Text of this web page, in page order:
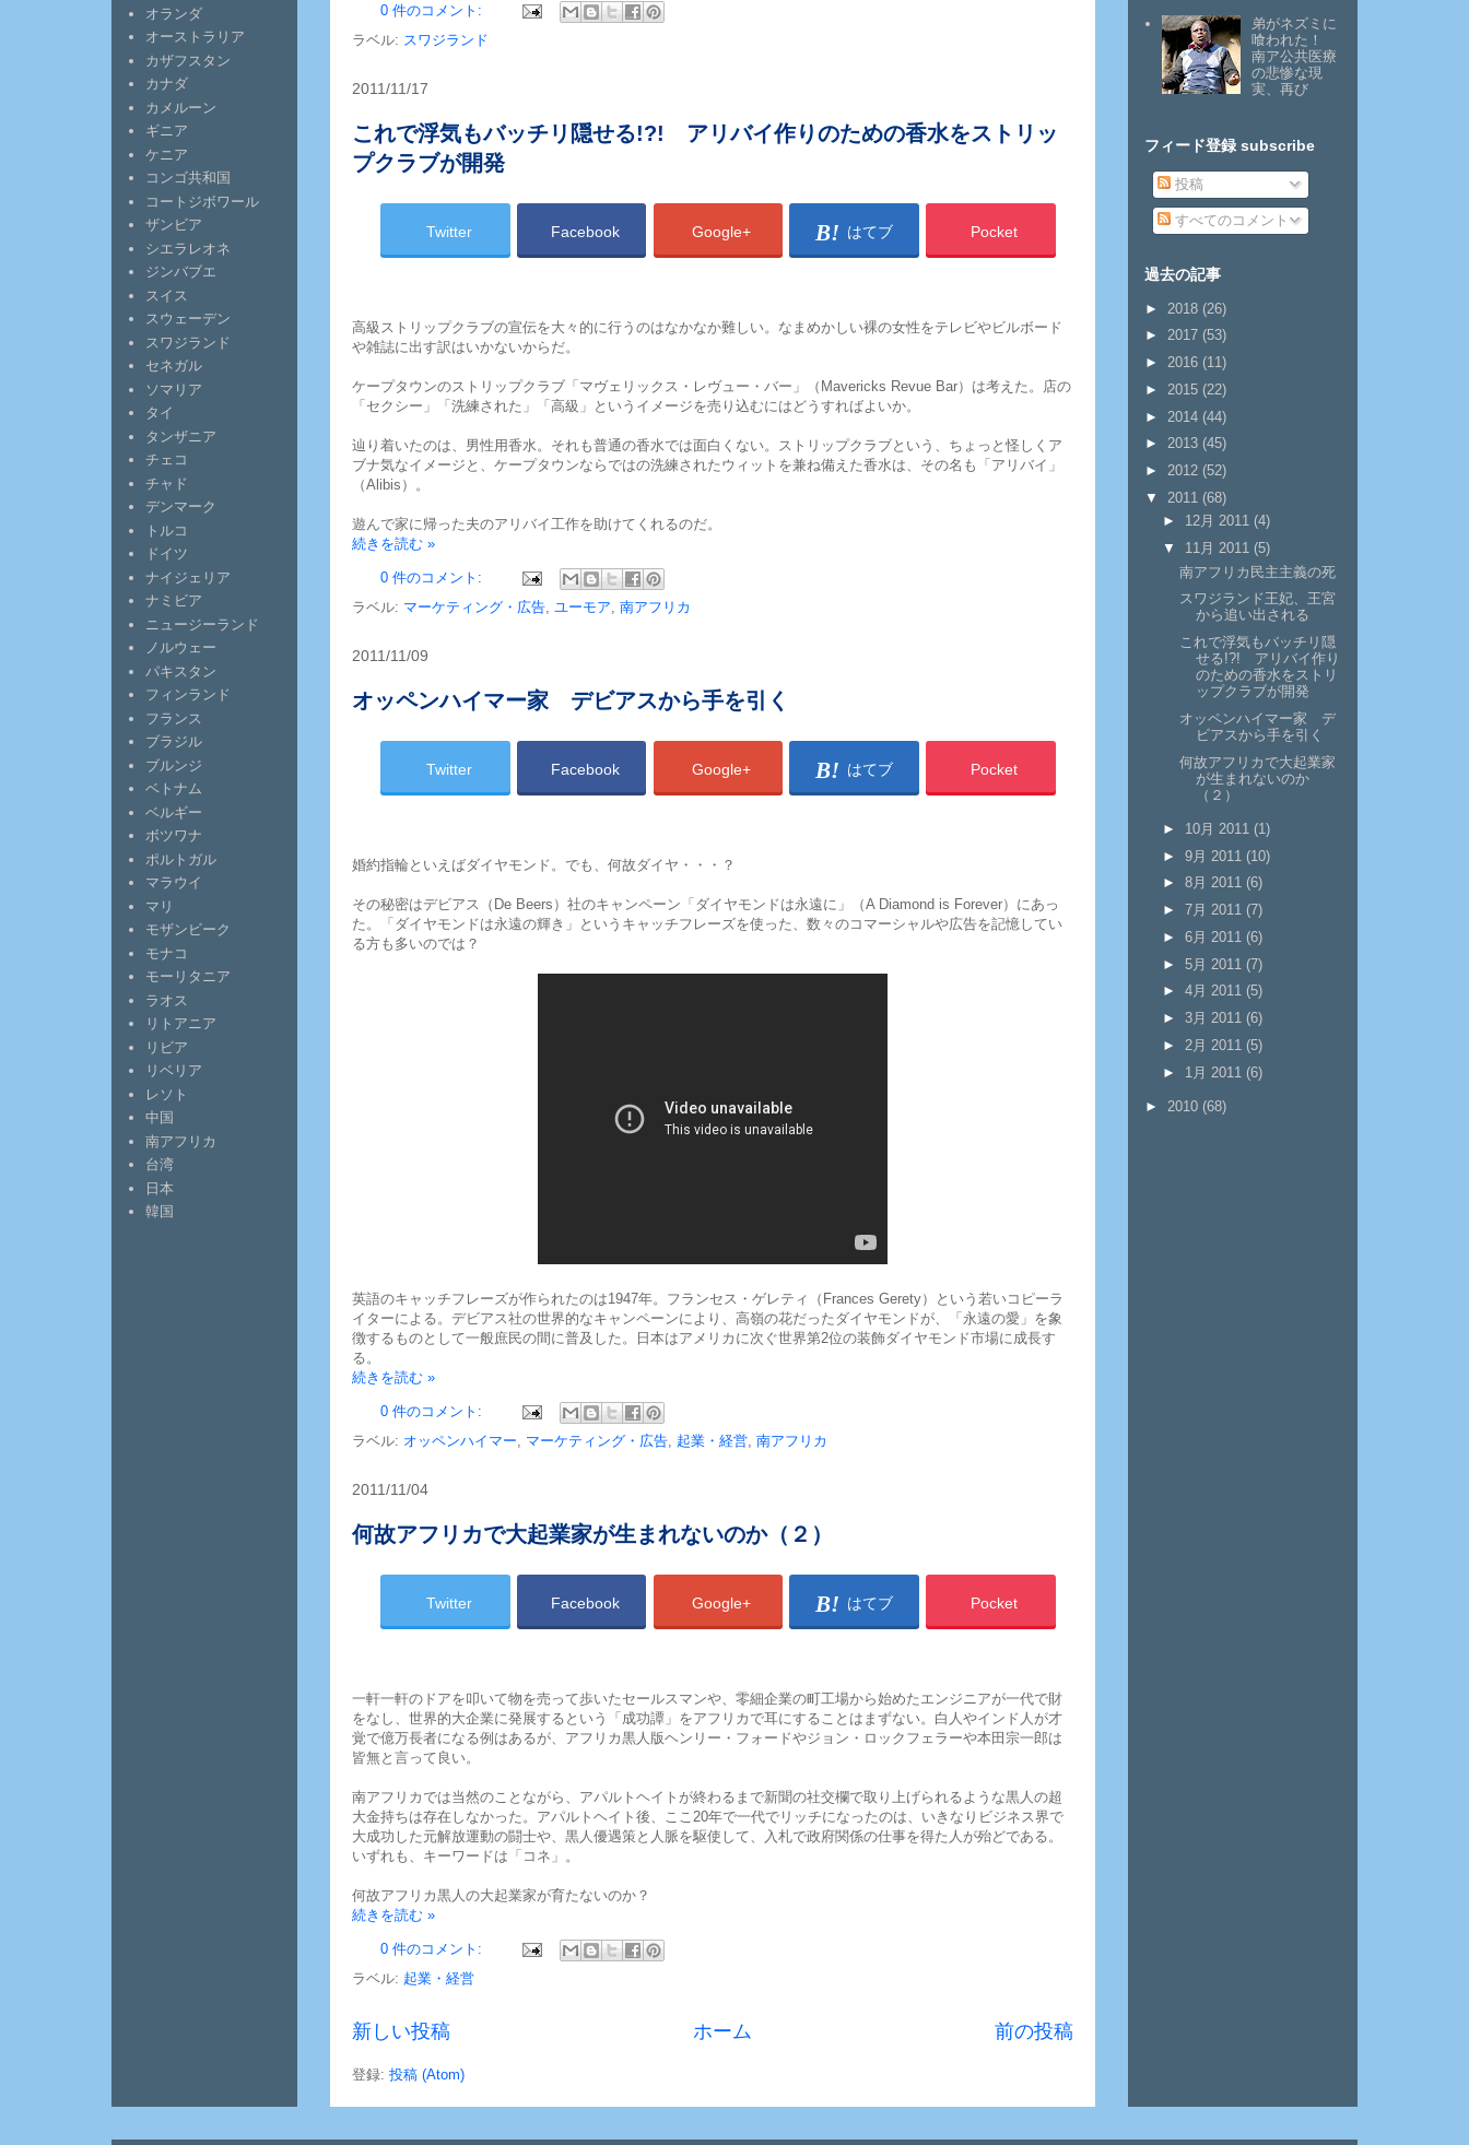
0 件のコメント:
ラベル: スワジランド
2011/11/17
これで浮気もバッチリ隠せる!?! アリバイ作りのための香水をストリッ
プクラブが開発
Twitter Facebook Google+ はてブ Pocket
高級ストリップクラブの宣伝を大々的に行うのはなかなか難しい。なまめかしい裸の女性をテレビやビルボード
や雑誌に出す訳はいかないからだ。
ケープタウンのストリップクラブ「マヴェリックス・レヴュー・バー」（Mavericks Revue Bar）は考えた。店の
「セクシー」「洗練された」「高級」というイメージを売り込むにはどうすればよいか。
辿り着いたのは、男性用香水。それも普通の香水では面白くない。ストリップクラブという、ちょっと怪しくア
ブナ気なイメージと、ケープタウンならではの洗練されたウィットを兼ね備えた香水は、その名も「アリバイ」
（Alibis）。
遊んで家に帰った夫のアリバイ工作を助けてくれるのだ。
続きを読む »
0 件のコメント:
ラベル: マーケティング・広告, ユーモア, 南アフリカ
2011/11/09
オッペンハイマー家 デビアスから手を引く
Twitter Facebook Google+ はてブ Pocket
婚約指輪といえばダイヤモンド。でも、何故ダイヤ・・・？
その秘密はデビアス（De Beers）社のキャンペーン「ダイヤモンドは永遠に」（A Diamond is Forever）にあっ
た。「ダイヤモンドは永遠の輝き」というキャッチフレーズを使った、数々のコマーシャルや広告を記憶してい
る方も多いのでは？
英語のキャッチフレーズが作られたのは1947年。フランセス・ゲレティ（Frances Gerety）という若いコピーラ
イターによる。デビアス社の世界的なキャンペーンにより、高嶺の花だったダイヤモンドが、「永遠の愛」を象
徴するものとして一般庶民の間に普及した。日本はアメリカに次ぐ世界第2位の装飾ダイヤモンド市場に成長す
る。
続きを読む »
0 件のコメント:
ラベル: オッペンハイマー, マーケティング・広告, 起業・経営, 南アフリカ
2011/11/04
何故アフリカで大起業家が生まれないのか（２）
Twitter Facebook Google+ はてブ Pocket
一軒一軒のドアを叩いて物を売って歩いたセールスマンや、零細企業の町工場から始めたエンジニアが一代で財
をなし、世界的大企業に発展するという「成功譚」をアフリカで耳にすることはまずない。白人やインド人が才
覚で億万長者になる例はあるが、アフリカ黒人版ヘンリー・フォードやジョン・ロックフェラーや本田宗一郎は
皆無と言って良い。
南アフリカでは当然のことながら、アパルトヘイトが終わるまで新聞の社交欄で取り上げられるような黒人の超
大金持ちは存在しなかった。アパルトヘイト後、ここ20年で一代でリッチになったのは、いきなりビジネス界で
大成功した元解放運動の闘士や、黒人優遇策と人脈を駆使して、入札で政府関係の仕事を得た人が殆どである。
いずれも、キーワードは「コネ」。
何故アフリカ黒人の大起業家が育たないのか？
続きを読む »
0 件のコメント:
ラベル: 起業・経営
新しい投稿 前の投稿
ホーム
登録: 投稿 (Atom)
オランダ
オーストラリア
カザフスタン
カナダ
カメルーン
ギニア
ケニア
コンゴ共和国
コートジボワール
ザンビア
シエラレオネ
ジンバブエ
スイス
スウェーデン
スワジランド
セネガル
ソマリア
タイ
タンザニア
チェコ
チャド
デンマーク
トルコ
ドイツ
ナイジェリア
ナミビア
ニュージーランド
ノルウェー
パキスタン
フィンランド
フランス
ブラジル
ブルンジ
ベトナム
ベルギー
ボツワナ
ポルトガル
マラウイ
マリ
モザンビーク
モナコ
モーリタニア
ラオス
リトアニア
リビア
リベリア
レソト
中国
南アフリカ
台湾
日本
韓国
弟がネズミに
喰われた！
南ア公共医療
の悲惨な現
実、再び
フィード登録 subscribe
投稿
すべてのコメント
過去の記事
► 2018 (26)
► 2017 (53)
► 2016 (11)
► 2015 (22)
► 2014 (44)
► 2013 (45)
► 2012 (52)
▼ 2011 (68)
► 12月 2011 (4)
▼ 11月 2011 (5)
南アフリカ民主主義の死
スワジランド王妃、王宮
から追い出される
これで浮気もバッチリ隠
せる!?! アリバイ作り
のための香水をストリ
ップクラブが開発
オッペンハイマー家 デ
ビアスから手を引く
何故アフリカで大起業家
が生まれないのか
（２）
► 10月 2011 (1)
► 9月 2011 (10)
► 8月 2011 (6)
► 7月 2011 (7)
► 6月 2011 (6)
► 5月 2011 (7)
► 4月 2011 (5)
► 3月 2011 (6)
► 2月 2011 (5)
► 1月 2011 (6)
► 2010 (68)